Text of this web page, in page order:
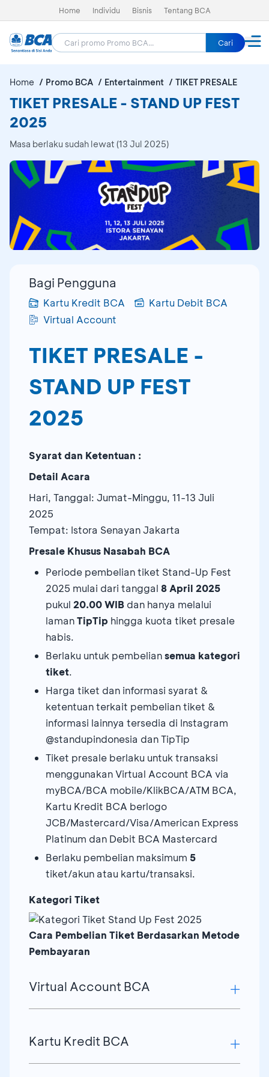
Home Individu Bisnis Tentang BCA
Cari
Home Promo BCA Entertainment TIKET PRESALE
TIKET PRESALE - STAND UP FEST
2025
Masa berlaku sudah lewat (13 Jul 2025)
Bagi Pengguna
Kartu Kredit BCA
Kartu Debit BCA
Virtual Account
TIKET PRESALE -
STAND UP FEST
2025
Syarat dan Ketentuan :
Detail Acara
Hari, Tanggal: Jumat-Minggu, 11-13 Juli
2025
Tempat: Istora Senayan Jakarta
Presale Khusus Nasabah BCA
Periode pembelian tiket Stand-Up Fest
2025 mulai dari tanggal 8 April 2025
pukul 20.00 WIB dan hanya melalui
lamanTipTip hingga kuota tiket presale
habis.
Berlaku untuk pembeliansemua kategori
tiket.
Harga tiket dan informasi syarat &
ketentuan terkait pembelian tiket &
informasi lainnya tersedia di Instagram
@standupindonesia dan TipTip
Tiket presale berlaku untuk transaksi
menggunakan Virtual Account BCA via
myBCA/BCA mobile/KlikBCA/ATM BCA,
Kartu Kredit BCA berlogo
JCB/Mastercard/Visa/American Express
Platinum dan Debit BCA Mastercard
Berlaku pembelian maksimum 5
tiket/akun atau kartu/transaksi.
Kategori Tiket
Cara Pembelian Tiket Berdasarkan Metode
Pembayaran
Virtual Account BCA
dilakukan melalui myBCA/BCA
mobile/KlikBCA/ATM BCA.
Kartu Kredit BCA